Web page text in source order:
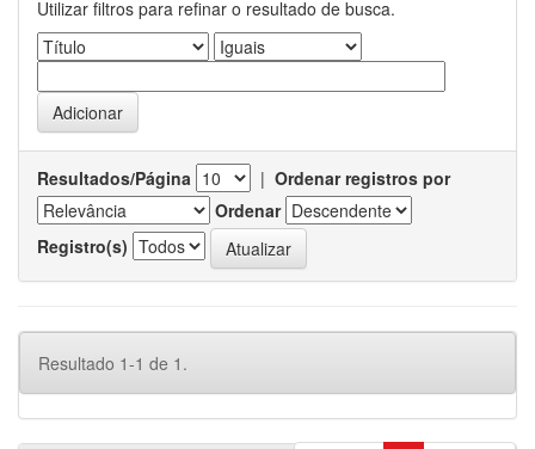
Utilizar filtros para refinar o resultado de busca.
Resultados/Página | Ordenar registros por
Ordenar
Registro(s)
Resultado 1-1 de 1.